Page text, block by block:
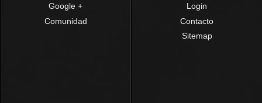
Google +
Comunidad
Login
Contacto
Sitemap